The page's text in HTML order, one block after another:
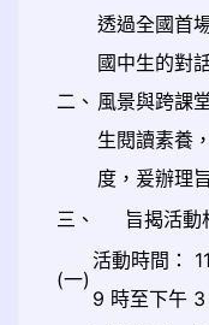
二、
透過全國首
國中生的對
風景與跨課
生閱讀素養
度，爰辦理
三、
旨揭活動
(一)
活動時間：
9 時至下午